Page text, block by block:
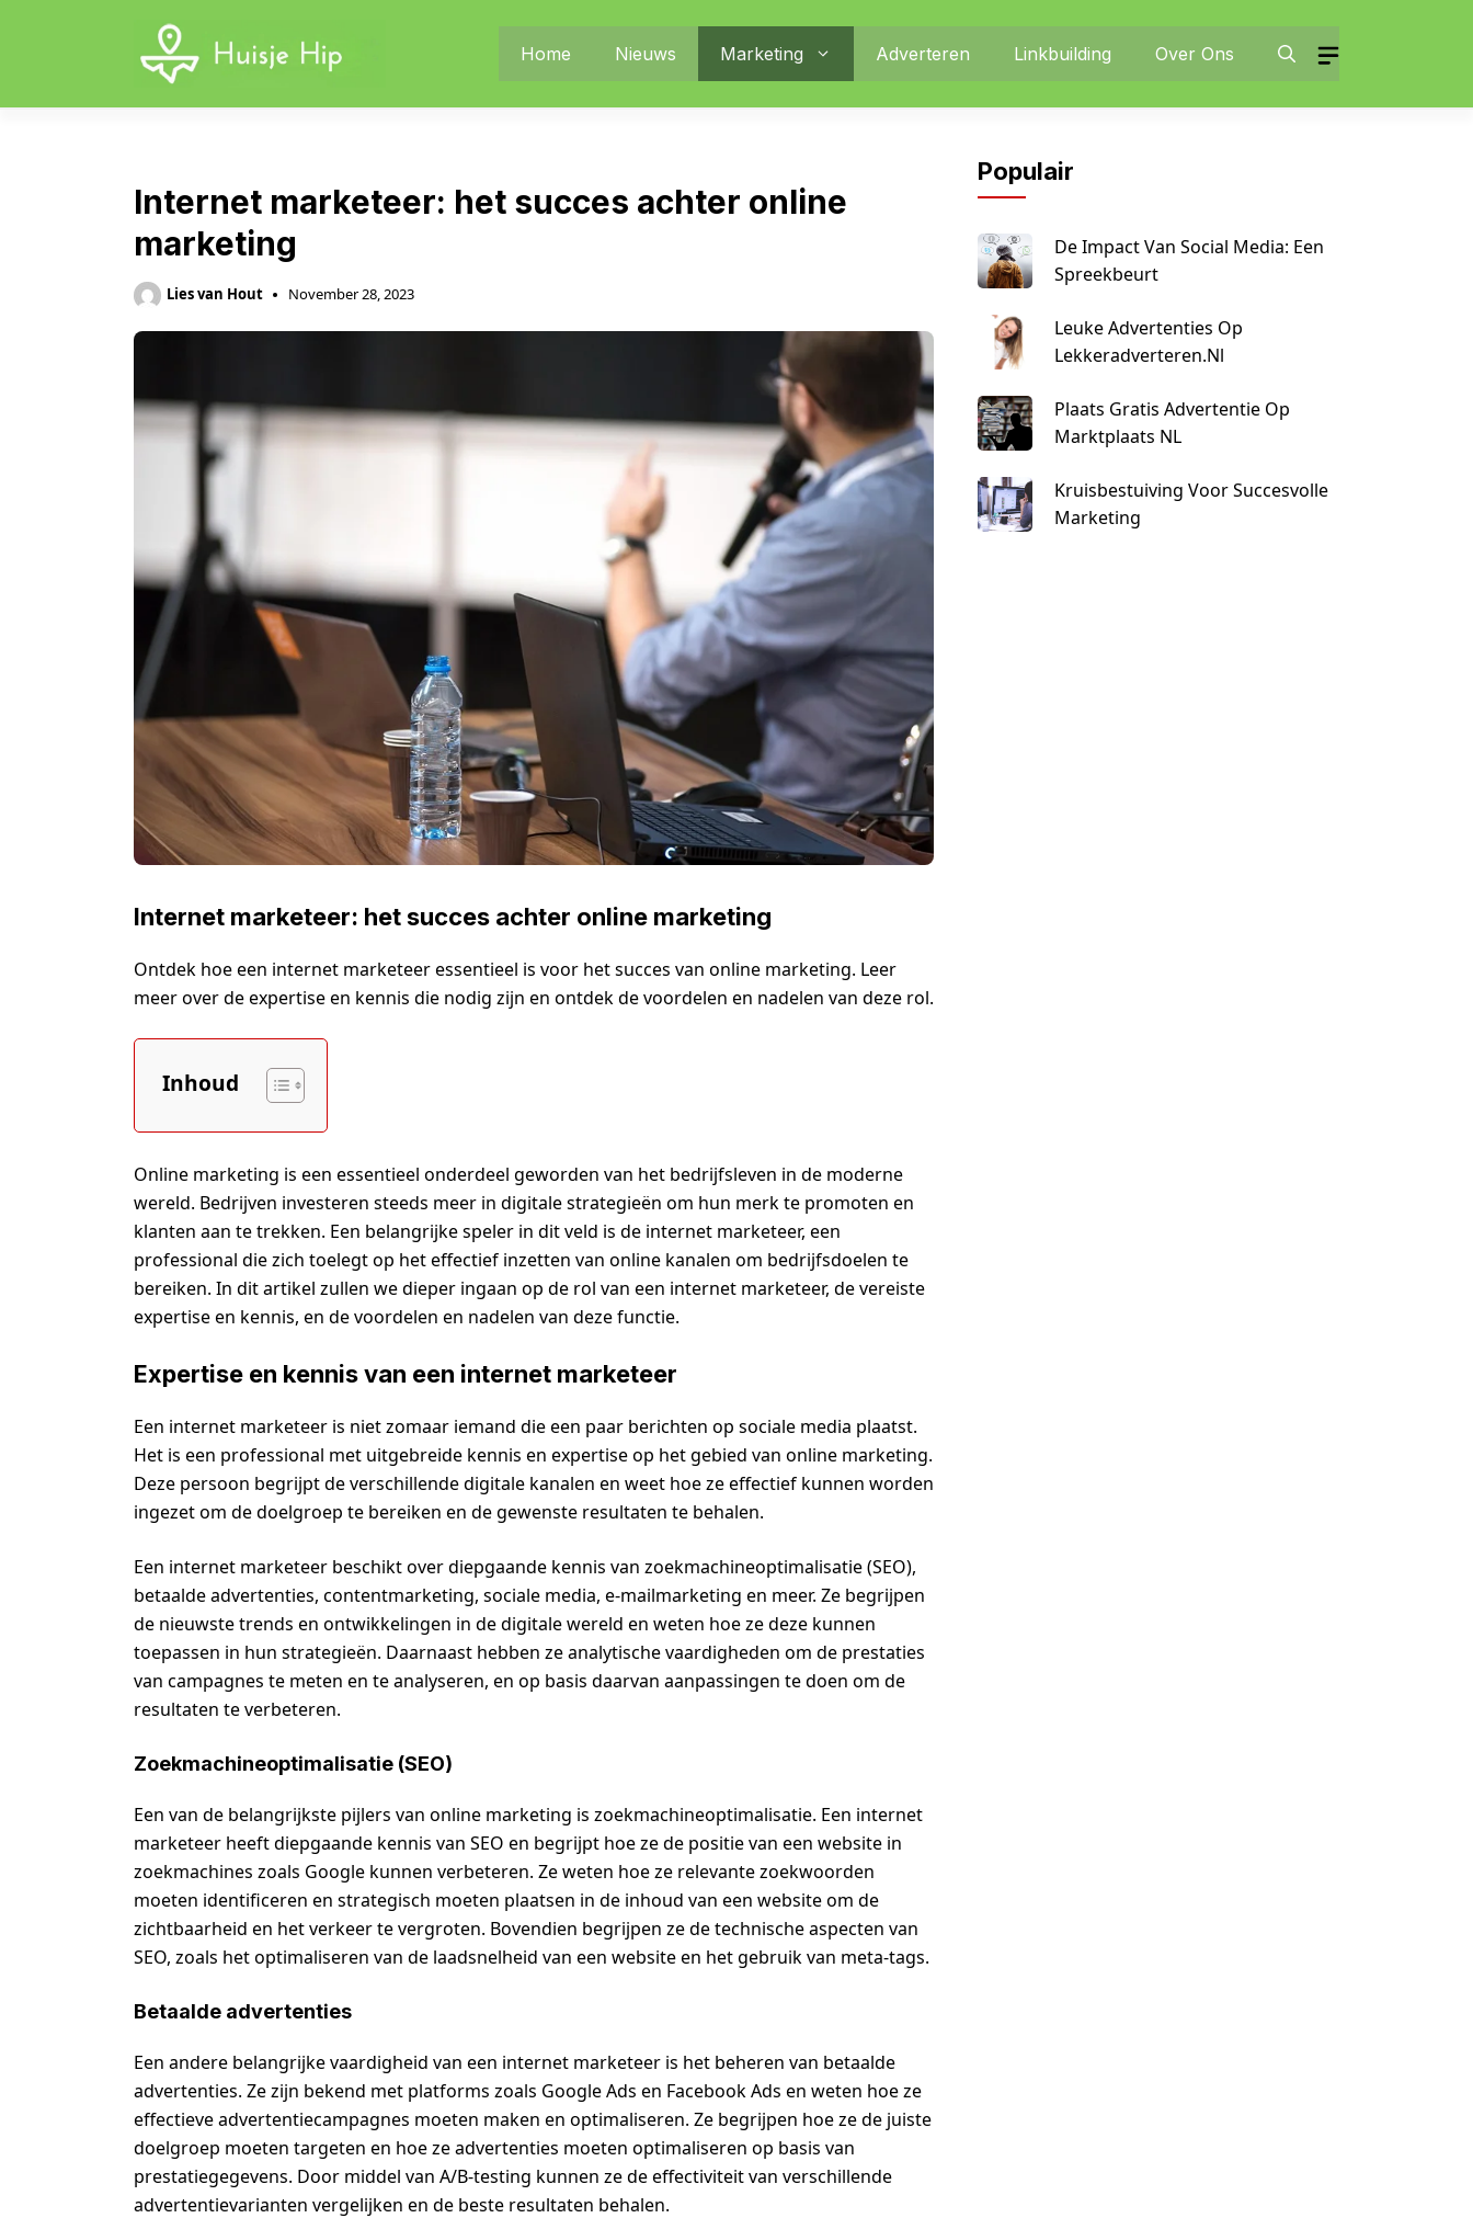
Home Nieuws Marketing Adverteren Linkbuilding Over Ons
Internet marketeer: het succes achter online
marketing
Lies van Hout November 28, 2023
Internet marketeer: het succes achter online marketing
Ontdek hoe een internet marketeer essentieel is voor het succes van online marketing. Leer
meer over de expertise en kennis die nodig zijn en ontdek de voordelen en nadelen van deze rol.
Inhoud
Online marketing is een essentieel onderdeel geworden van het bedrijfsleven in de moderne
wereld. Bedrijven investeren steeds meer in digitale strategieën om hun merk te promoten en
klanten aan te trekken. Een belangrijke speler in dit veld is de internet marketeer, een
professional die zich toelegt op het effectief inzetten van online kanalen om bedrijfsdoelen te
bereiken. In dit artikel zullen we dieper ingaan op de rol van een internet marketeer, de vereiste
expertise en kennis, en de voordelen en nadelen van deze functie.
Expertise en kennis van een internet marketeer
Een internet marketeer is niet zomaar iemand die een paar berichten op sociale media plaatst.
Het is een professional met uitgebreide kennis en expertise op het gebied van online marketing.
Deze persoon begrijpt de verschillende digitale kanalen en weet hoe ze effectief kunnen worden
ingezet om de doelgroep te bereiken en de gewenste resultaten te behalen.
Een internet marketeer beschikt over diepgaande kennis van zoekmachineoptimalisatie (SEO),
betaalde advertenties, contentmarketing, sociale media, e-mailmarketing en meer. Ze begrijpen
de nieuwste trends en ontwikkelingen in de digitale wereld en weten hoe ze deze kunnen
toepassen in hun strategieën. Daarnaast hebben ze analytische vaardigheden om de prestaties
van campagnes te meten en te analyseren, en op basis daarvan aanpassingen te doen om de
resultaten te verbeteren.
Zoekmachineoptimalisatie (SEO)
Een van de belangrijkste pijlers van online marketing is zoekmachineoptimalisatie. Een internet
marketeer heeft diepgaande kennis van SEO en begrijpt hoe ze de positie van een website in
zoekmachines zoals Google kunnen verbeteren. Ze weten hoe ze relevante zoekwoorden
moeten identificeren en strategisch moeten plaatsen in de inhoud van een website om de
zichtbaarheid en het verkeer te vergroten. Bovendien begrijpen ze de technische aspecten van
SEO, zoals het optimaliseren van de laadsnelheid van een website en het gebruik van meta-tags.
Betaalde advertenties
Een andere belangrijke vaardigheid van een internet marketeer is het beheren van betaalde
advertenties. Ze zijn bekend met platforms zoals Google Ads en Facebook Ads en weten hoe ze
effectieve advertentiecampagnes moeten maken en optimaliseren. Ze begrijpen hoe ze de juiste
doelgroep moeten targeten en hoe ze advertenties moeten optimaliseren op basis van
prestatiegegevens. Door middel van A/B-testing kunnen ze de effectiviteit van verschillende
advertentievarianten vergelijken en de beste resultaten behalen.
Populair
De Impact Van Social Media: Een
Spreekbeurt
Leuke Advertenties Op
Lekkeradverteren.nl
Plaats Gratis Advertentie Op
Marktplaats NL
Kruisbestuiving Voor Succesvolle
Marketing